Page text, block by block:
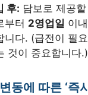
후: 담보로 제공
부터 2영업일 이
니다. (급전이 필
것이 중요합니다.)
동에 따른 ‘즉